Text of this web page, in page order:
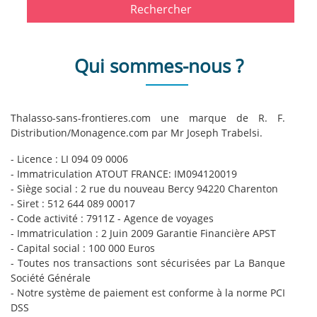
Rechercher
Qui sommes-nous ?
Thalasso-sans-frontieres.com une marque de R. F.
Distribution/Monagence.com par Mr Joseph Trabelsi.
- Licence : LI 094 09 0006
- Immatriculation ATOUT FRANCE: IM094120019
- Siège social : 2 rue du nouveau Bercy 94220 Charenton
- Siret : 512 644 089 00017
- Code activité : 7911Z - Agence de voyages
- Immatriculation : 2 Juin 2009 Garantie Financière APST
- Capital social : 100 000 Euros
- Toutes nos transactions sont sécurisées par La Banque
Société Générale
- Notre système de paiement est conforme à la norme PCI
DSS